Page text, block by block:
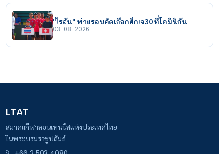
"ไรอัน" พ่ายรอบคัดเลือกศึกเจ30 ที่โดมินิกัน
03-08-2026
LTAT
สมาคมกีฬาลอนเทนนิสแห่งประเทศไทย
ในพระบรมราชูปถัมภ์